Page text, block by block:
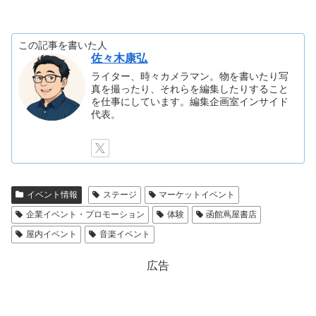
この記事を書いた人
佐々木康弘
ライター、時々カメラマン。物を書いたり写
真を撮ったり、それらを編集したりすること
を仕事にしています。編集企画室インサイド
代表。
イベント情報 ステージ
マーケットイベント
企業イベント・プロモーション
体験
函館蔦屋書店
屋内イベント
音楽イベント
広告